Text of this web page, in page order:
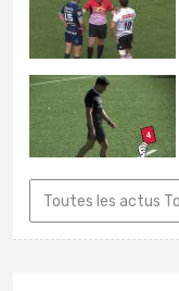
Toutes les actus